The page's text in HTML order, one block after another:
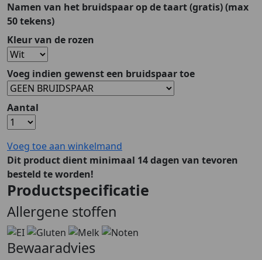
Namen van het bruidspaar op de taart(gratis)(max
50 tekens)
Kleur van de rozen
Voeg indien gewenst een bruidspaar toe
Aantal
Voeg toe aan winkelmand
Dit product dient minimaal 14 dagen van tevoren
besteld te worden!
Productspecificatie
Allergene stoffen
Bewaaradvies